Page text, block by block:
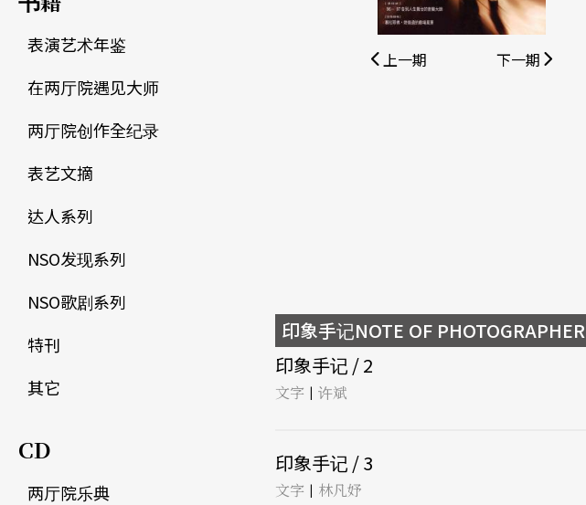
表演艺术年鉴
在两厅院遇见大师
两厅院创作全纪录
表艺文摘
达人系列
NSO发现系列
NSO歌剧系列
特刊
其它
CD
两厅院乐典
上一期 下一期
印象手记NOTE OF PHOTOGRAPHER
印象手记 / 2
文字 | 许斌
印象手记 / 3
文字 | 林凡妤